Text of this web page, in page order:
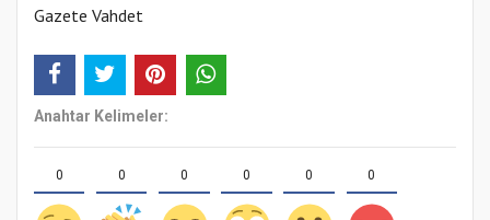
Gazete Vahdet
Anahtar Kelimeler:
0 0 0 0 0 0